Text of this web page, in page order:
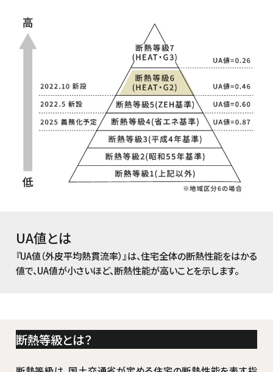
UA値とは
『UA値（外皮平均熱貫流率）』は、住宅全体の断熱性能をはかる
値で、UA値が小さいほど、断熱性能が高いことを示します。
断熱等級とは？